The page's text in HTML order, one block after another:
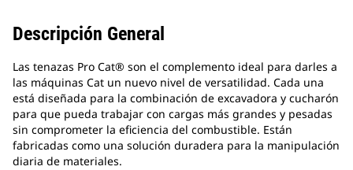
Descripción General
Las tenazas Pro Cat® son el complemento ideal para darles a
las máquinas Cat un nuevo nivel de versatilidad. Cada una
está diseñada para la combinación de excavadora y cucharón
para que pueda trabajar con cargas más grandes y pesadas
sin comprometer la eficiencia del combustible. Están
fabricadas como una solución duradera para la manipulación
diaria de materiales.